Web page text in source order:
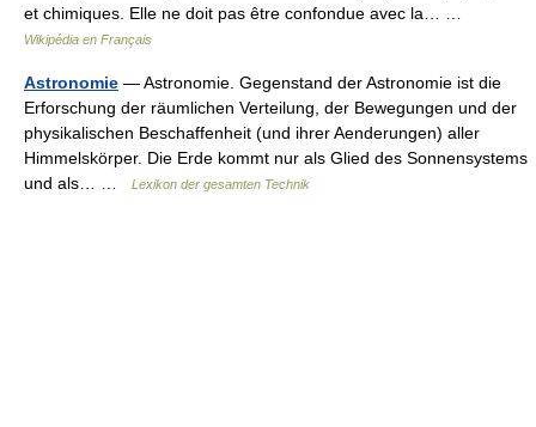
et chimiques. Elle ne doit pas être confondue avec la… …
Wikipédia en Français
Astronomie — Astronomie. Gegenstand der Astronomie ist die
Erforschung der räumlichen Verteilung, der Bewegungen und der
physikalischen Beschaffenheit (und ihrer Aenderungen) aller
Himmelskörper. Die Erde kommt nur als Glied des Sonnensystems
und als… …
Lexikon der gesamten Technik